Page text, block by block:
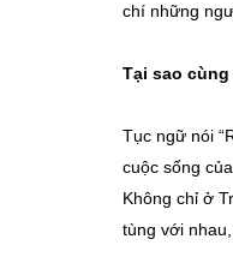
chí những
Tại sao
Tục ngữ nói
cuộc sống
Không chỉ ở
tùng với